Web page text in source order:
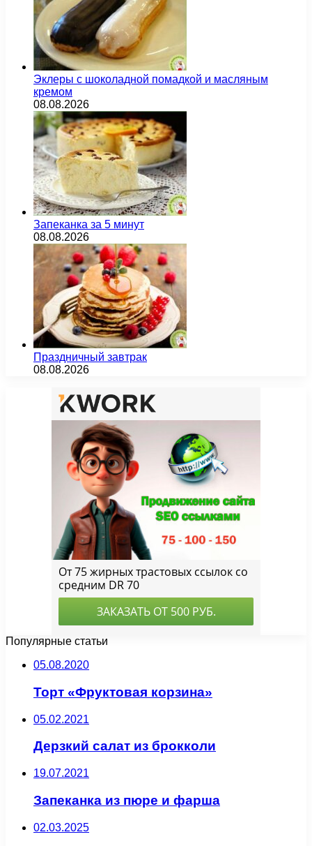
Эклеры с шоколадной помадкой и масляным
кремом
08.08.2026
Запеканка за 5 минут
08.08.2026
Праздничный завтрак
08.08.2026
Популярные статьи
05.08.2020
Торт «Фруктовая корзина»
05.02.2021
Дерзкий салат из брокколи
19.07.2021
Запеканка из пюре и фарша
02.03.2025